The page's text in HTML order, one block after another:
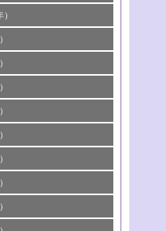
エネルギー・資源・環境
論会
ける錯体触媒
論会
ける錯体触媒
論会
論会
論会
論会
論会
論会
論会
論会
論会
ポジウム
論会
論会
論会
一性，不均一性について
論会